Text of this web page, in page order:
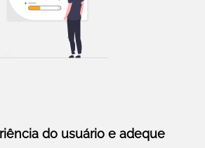
do usuário e adeque